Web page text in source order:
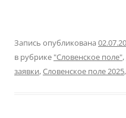
Запись опубликована
в рубрике "Словенское поле",
заявки,Словенское поле 2025,